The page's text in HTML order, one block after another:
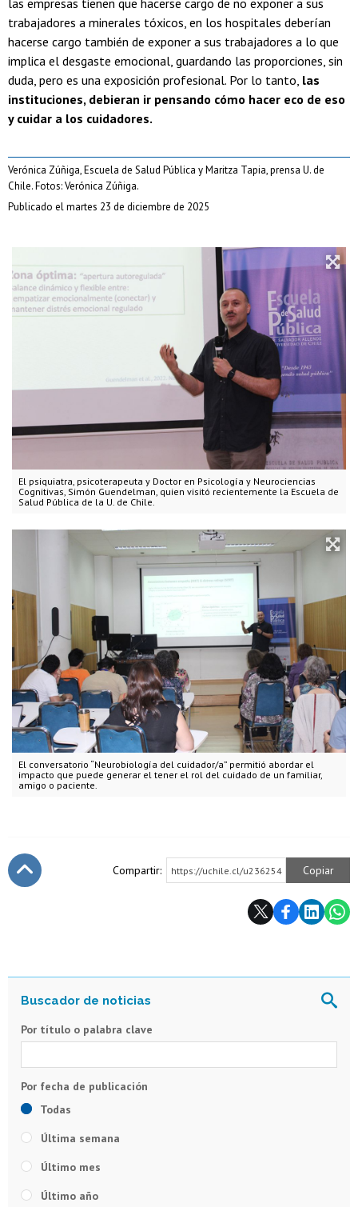
El psiquiatra, psicoterapeuta y Doctor en Psicología y Neurociencias
Cognitivas, Simón Guendelman, quien visitó recientemente la Escuela de
Salud Pública de la U. de Chile.
El conversatorio “Neurobiología del cuidador/a” permitió abordar el
impacto que puede generar el tener el rol del cuidado de un familiar,
amigo o paciente.
trabajadores a minerales tóxicos, en los hospitales deberían
hacerse cargo también de exponer a sus trabajadores a lo que
implica el desgaste emocional, guardando las proporciones, sin
duda, pero es una exposición profesional. Por lo tanto, las
instituciones, debieran ir pensando cómo hacer eco de eso
y cuidar a los cuidadores.
Verónica Zúñiga, Escuela de Salud Pública y Maritza Tapia, prensa U. de
Chile. Fotos: Verónica Zúñiga.
Publicado el martes 23 de diciembre de 2025
Compartir: https://uchile.cl/u236254 Copiar
Por título o palabra clave
Todas
Última semana
Último mes
Último año